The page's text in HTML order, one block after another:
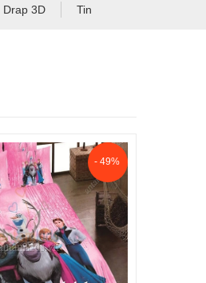
Drap 3D Tin
- 49%